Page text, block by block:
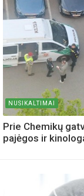
NUSIKALTIMAI
Prie Chemikų
pajėgos ir